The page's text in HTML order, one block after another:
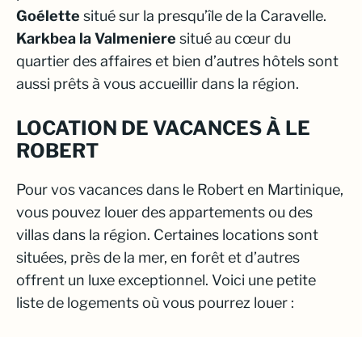
Goélette situé sur la presqu’île de la Caravelle.
Karkbea la Valmeniere situé au cœur du
quartier des affaires et bien d’autres hôtels sont
aussi prêts à vous accueillir dans la région.
LOCATION DE VACANCES À LE
ROBERT
Pour vosvacances dans le Robert en Martinique,
vous pouvez louer des appartements ou des
villas dans la région. Certaines locations sont
situées, près de la mer, en forêt et d’autres
offrent un luxe exceptionnel. Voici une petite
liste de logements où vous pourrez louer :